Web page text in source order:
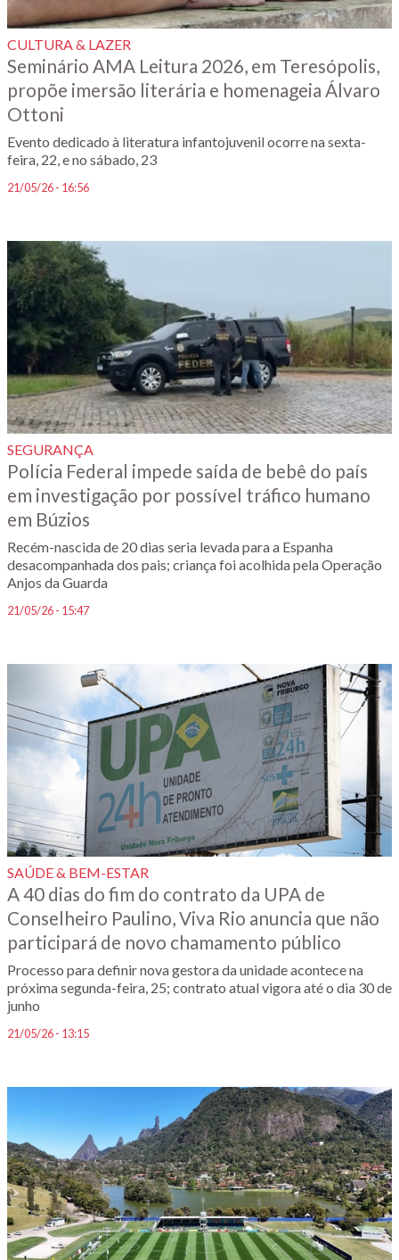
CULTURA & LAZER
Seminário AMA Leitura 2026, em Teresópolis,
propõe imersão literária e homenageia Álvaro
Ottoni
Evento dedicado à literatura infantojuvenil ocorre na sexta-
feira, 22, e no sábado, 23
21/05/26 - 16:56
SEGURANÇA
Polícia Federal impede saída de bebê do país
em investigação por possível tráfico humano
em Búzios
Recém-nascida de 20 dias seria levada para a Espanha
desacompanhada dos pais; criança foi acolhida pela Operação
Anjos da Guarda
21/05/26 - 15:47
SAÚDE & BEM-ESTAR
A 40 dias do fim do contrato da UPA de
Conselheiro Paulino, Viva Rio anuncia que não
participará de novo chamamento público
Processo para definir nova gestora da unidade acontece na
próxima segunda-feira, 25; contrato atual vigora até o dia 30 de
junho
21/05/26 - 13:15